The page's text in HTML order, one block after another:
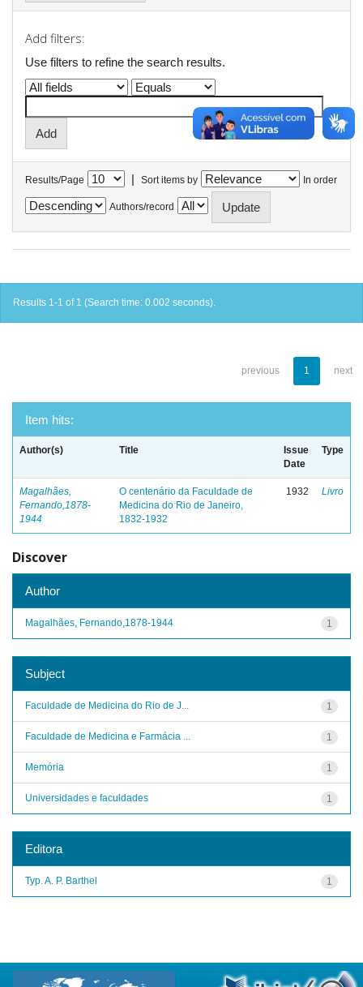
Add filters:
Use filters to refine the search results.
Results/Page | Sort items by In order
Authors/record
Results 1-1 of 1 (Search time: 0.002 seconds).
previous 1 next
Item hits:
Author(s) Title
Issue
Date
Type
Magalhães,
Fernando,1878-
1944
O centenário da Faculdade de
Medicina do Rio de Janeiro,
1832-1932
1932 Livro
Discover
Author
1
Magalhães, Fernando,1878-1944
Subject
1
Faculdade de Medicina do Rio de J...
1
Faculdade de Medicina e Farmácia ...
1
Memória
1
Universidades e faculdades
Editora
1
Typ. A. P. Barthel